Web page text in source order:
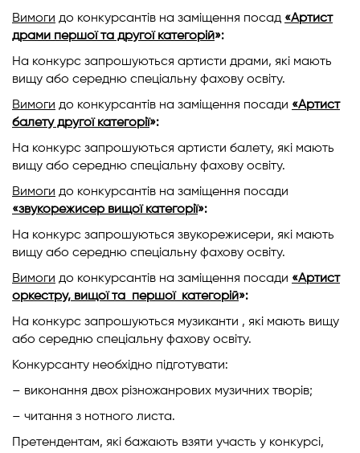
Вимоги до конкурсантів на заміщення посад «Артист
драми першої та другої категорій»:
На конкурс запрошуються артисти драми, які мають
вищу або середню спеціальну фахову освіту.
Вимоги до конкурсантів на заміщення посади «Артист
балету другої категорії»:
На конкурс запрошуються артисти балету, які мають
вищу або середню спеціальну фахову освіту.
Вимоги до конкурсантів на заміщення посади
«звукорежисер вищої категорії»:
На конкурс запрошуються звукорежисери, які мають
вищу або середню спеціальну фахову освіту.
Вимоги до конкурсантів на заміщення посади «Артист
оркестру, вищої та першої категорій»:
На конкурс запрошуються музиканти , які мають вищу
або середню спеціальну фахову освіту.
Конкурсанту необхідно підготувати:
– виконання двох різножанрових музичних творів;
– читання з нотного листа.
Претендентам, які бажають взяти участь у конкурсі,